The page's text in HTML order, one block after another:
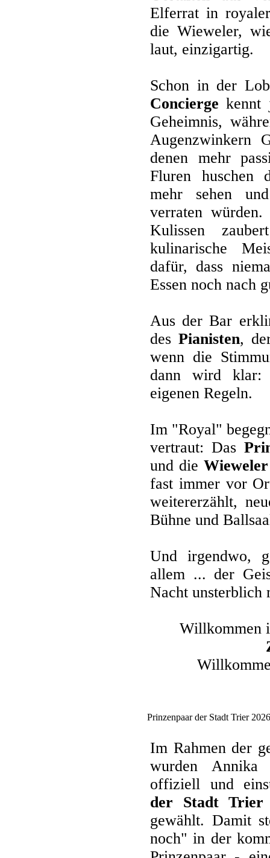
Elferrat in
die Wieweler,
laut, einzigartig.
Schon in der
Concierge kennt
Geheimnis,
Augenzwinkern
denen mehr
Fluren
mehr sehen
verraten
Kulissen
kulinarische
dafür, dass
Essen noch nach
Aus der Bar
desPianisten,
wenn die
dann wird klar:
eigenen Regeln.
Im "Royal"
vertraut: Das
und die
fast immer vor
weitererzählt,
Bühne und
Und irgendwo,
allem ... der
Nacht unsterblich
Willkommen
Prinzenpaar der Stadt Trier
Im Rahmen der
wurden
offiziell und
der Stadt Trier
gewählt. Damit
noch" in der